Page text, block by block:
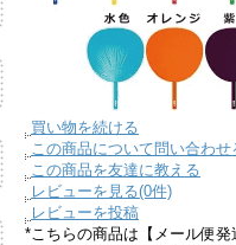
買い物を続ける
この商品について問い合わせ
この商品を友達に教える
レビューを見る(0件)
レビューを投稿
*こちらの商品は【メール便